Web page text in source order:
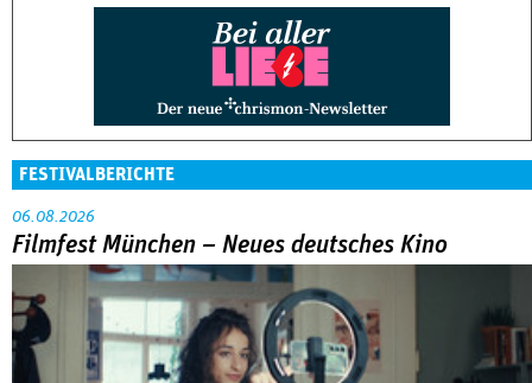
FESTIVALBERICHTE
06.08.2026
Filmfest München – Neues deutsches Kino